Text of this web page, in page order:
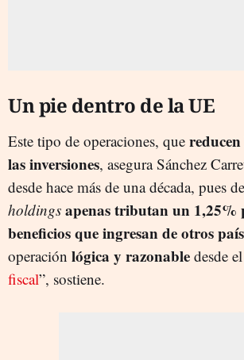
Un pie dentro de la UE
Este tipo de operaciones, que
las inversiones, asegura Sánchez
desde hace más de una década, pues
holdings apenas tributan un 1,25%
beneficios que ingresan de otros
operación lógica y razonable desde
fiscal”, sostiene.